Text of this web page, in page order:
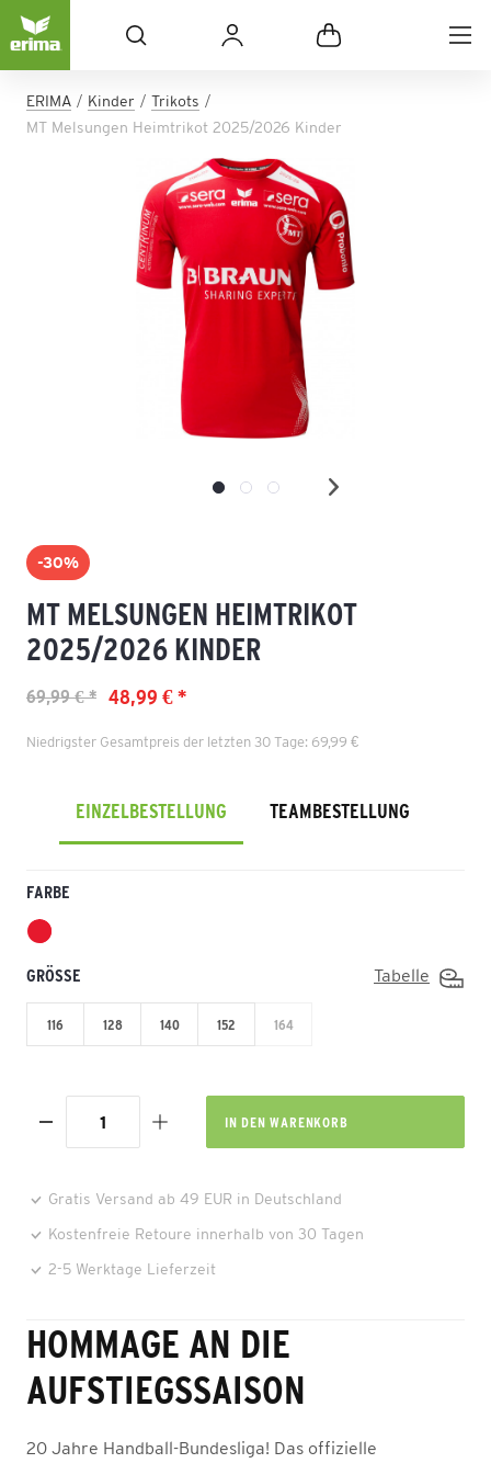
ERIMA Kinder
Trikots
MT Melsungen Heimtrikot 2025/2026 Kinder
-30%
MT MELSUNGEN HEIMTRIKOT
2025/2026 KINDER
48,99 € *
69,99 € *
Niedrigster Gesamtpreis der letzten 30 Tage: 69,99 €
EINZELBESTELLUNG TEAMBESTELLUNG
FARBE
GRÖSSE Tabelle
116 128 140 152 164
IN DEN WARENKORB
Gratis Versand ab 49 EUR in Deutschland
Kostenfreie Retoure innerhalb von 30 Tagen
2-5 Werktage Lieferzeit
HOMMAGE AN DIE
AUFSTIEGSSAISON
20 Jahre Handball-Bundesliga! Das offizielle